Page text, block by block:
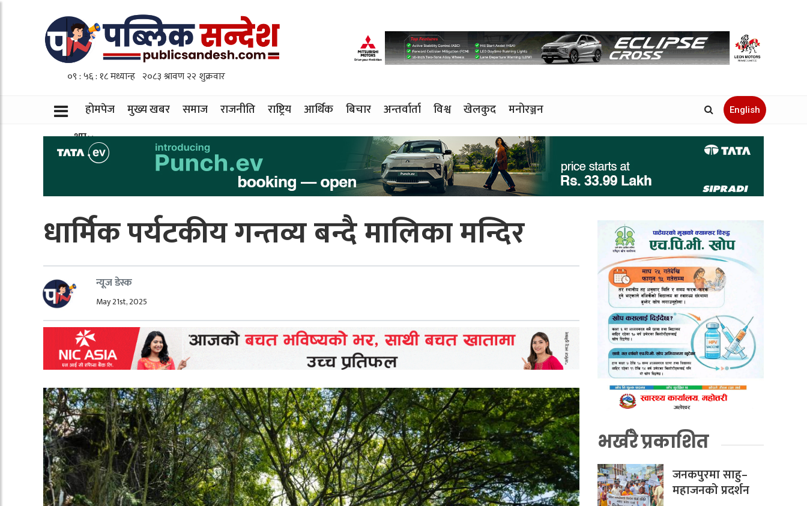
होमपेज मुख्य खबर समाज राजनीति राष्ट्रिय आर्थिक बिचार अन्तर्वार्ता विश्व खेलकुद
मनोरञ्जन
थप
English
धार्मिक पर्यटकीय गन्तव्य बन्दै मालिका मन्दिर
न्यूज डेस्क
May 21st, 2025
भर्खरै प्रकाशित
जनकपुरमा साहु–
महाजनको प्रदर्शन